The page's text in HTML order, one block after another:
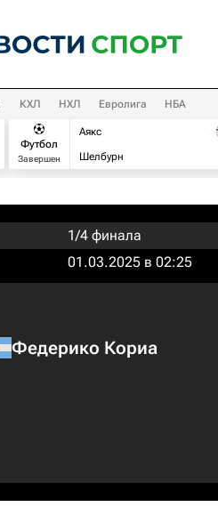
КХЛ НХЛ Евролига НБА
Футбол
Завершен
Аякс
Шелбурн
1/4 финала
01.03.2025 в 02:25
Федерико Кориа